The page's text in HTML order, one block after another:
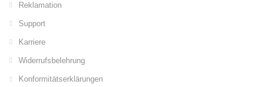
Reklamation
Support
Karriere
Widerrufsbelehrung
Konformitätserklärungen